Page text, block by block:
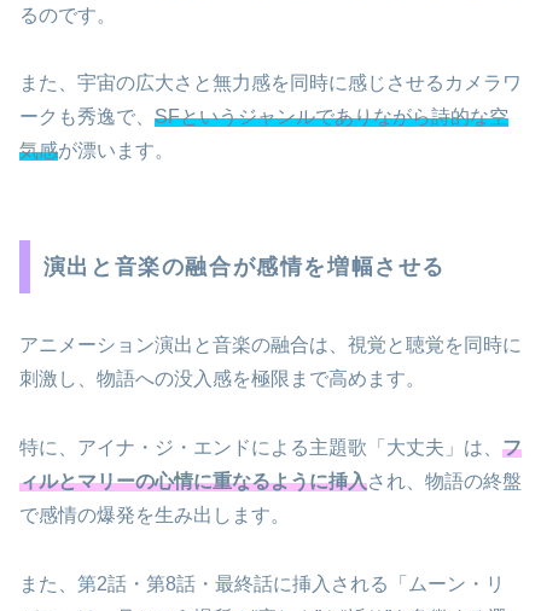
るのです。
また、宇宙の広大さと無力感を同時に感じさせるカメラワ
ークも秀逸で、 SFというジャンルでありながら詩的な空
気感が漂います。
演出と音楽の融合が感情を増幅させる
アニメーション演出と音楽の融合は、視覚と聴覚を同時に
刺激し、物語への没入感を極限まで高めます。
特に、アイナ・ジ・エンドによる主題歌「大丈夫」は、 フ
ィルとマリーの心情に重なるように挿入され、物語の終盤
で感情の爆発を生み出します。
また、第2話・第8話・最終話に挿入される「ムーン・リ